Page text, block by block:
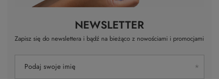
NEWSLETTER
Zapisz się do newslettera i bądź na bieżąco z nowościami i promocjami
Podaj swoje imię